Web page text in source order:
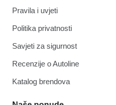
Pravila i uvjeti
Politika privatnosti
Savjeti za sigurnost
Recenzije o Autoline
Katalog brendova